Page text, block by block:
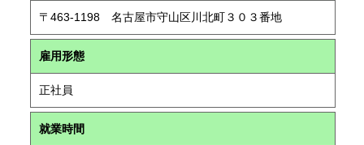
〒463-1198 名古屋市守山区川北町３０３番地
雇用形態
正社員
就業時間